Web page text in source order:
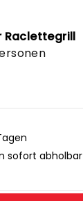
Raclettegrill
sofort abholbar